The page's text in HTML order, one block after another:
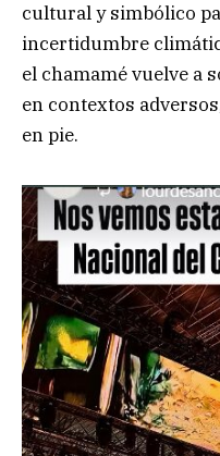
cultural y simbólico
incertidumbre
el chamamé vuelve a
en contextos
en pie.